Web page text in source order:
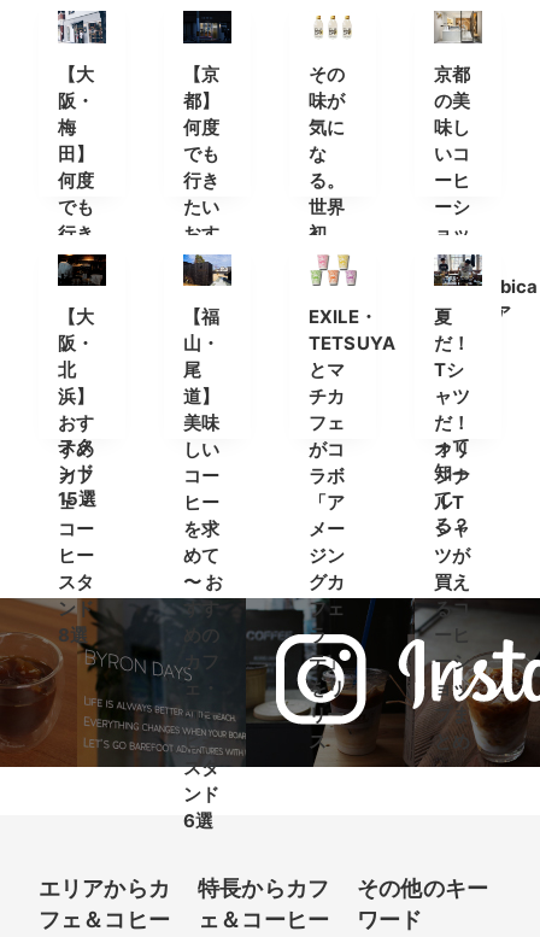
ンス
原宿
の4
階
に。
【大
阪・
梅
田】
何度
でも
行き
たい
おす
すめ
カフ
ェ＆
コー
ヒー
スタ
ンド
15選
【京
都】
何度
でも
行き
たい
おす
すめ
カフ
ェ＆
コー
ヒー
スタ
ンド
その
味が
気に
な
る。
世界
初
の”透
明な
コー
ヒ
ー”が
登場
京都
の美
味し
いコ
ーヒ
ーシ
ョッ
プ
「%Arabica
Kyoto(ア
ラビ
カキ
ョウ
ト)」
って
知っ
て
る？
【大
阪・
北
浜】
おす
すめ
カフ
ェ・
コー
ヒー
スタ
ンド
8選
【福
山・
尾
道】
美味
しい
コー
ヒー
を求
めて
〜 お
すす
めの
カフ
ェ・
コー
ヒー
スタ
ンド
6選
EXILE・
TETSUYA
とマ
チカ
フェ
がコ
ラボ
「ア
メー
ジン
グカ
フェ
ラ
テ」
をリ
リー
ス
夏
だ！
Tシ
ャツ
だ！
オリ
ジナ
ルT
シャ
ツが
買え
るコ
ーヒ
ーシ
ョッ
プま
とめ
エリアからカ
フェ＆コヒー
特長からカフ
ェ＆コーヒー
その他のキー
ワード